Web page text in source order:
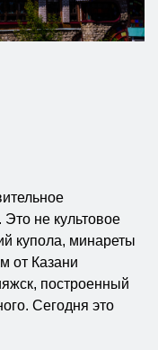
не культовое
купола, минареты
от Казани
построенный
Сегодня это